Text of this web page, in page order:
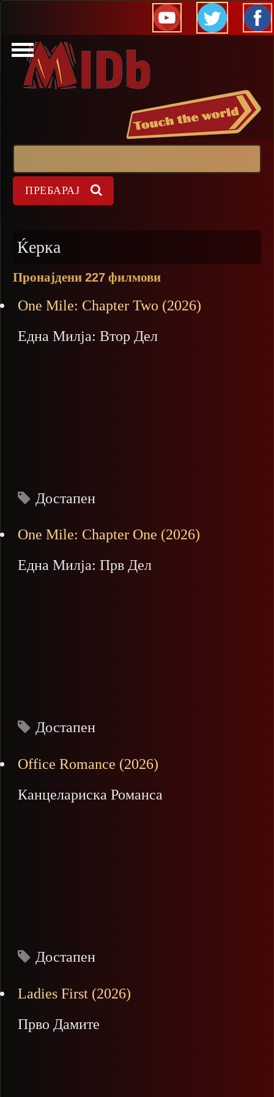
Прескокни
Ќерка
Пронајдени 227 филмови
One Mile: Chapter Two (2026)
Една Милја: Втор Дел
Достапен
One Mile: Chapter One (2026)
Една Милја: Прв Дел
Достапен
Office Romance (2026)
Канцелариска Романса
Достапен
Ladies First (2026)
Прво Дамите